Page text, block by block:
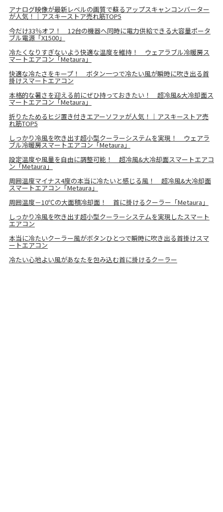
アナログ映像が最新レベルの画質で蘇るアップスキャンコンバーター
が人気！｜アスキーストア売れ筋TOP5
今だけ33％オフ！ 12台の機器へ同時に電力供給できる大容量ポータ
ブル電源「X1500」
冷たくなりすぎないよう快適な温度を維持！ ウェアラブル冷暖房ス
マートエアコン「Metaura」
快適な冷たさをキープ！ ボタン一つで冷たい風が瞬時に吹き出る首
掛けスマートエアコン
本格的な暑さを迎える前にぜひ持っておきたい！ 超冷風&大冷却面ス
マートエアコン「Metaura」
折りたためるヒジ置き付きエアーソファが人気！｜アスキーストア売
れ筋TOP5
しっかり冷風を吹き出す超小型クーラーシステムを実現！ ウェアラ
ブル冷暖房スマートエアコン「Metaura」
設定温度や風量を自由に調整可能！ 超冷風&大冷却面スマートエアコ
ン「Metaura」
周囲温度マイナス4度の本当に冷たいと感じる風！ 超冷風&大冷却面
スマートエアコン「Metaura」
周囲温度－10℃の大面積冷却面！ 首に掛けるクーラー「Metaura」
しっかり冷風を吹き出す超小型クーラーシステムを実現したスマート
エアコン
本当に冷たいクーラー風がボタンひとつで瞬時に吹き出る首掛けスマ
ートエアコン
冷たい心地よい風があなたを包み込む首に掛けるクーラー